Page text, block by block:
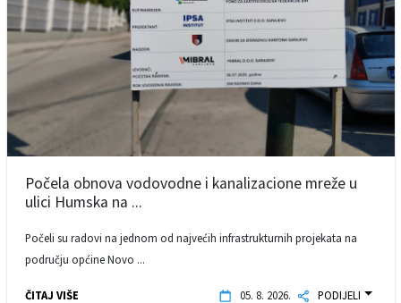
Počela obnova vodovodne i kanalizacione mreže u
ulici Humska na ...
Počeli su radovi na jednom od najvećih infrastrukturnih projekata na
području općine Novo ...
ČITAJ VIŠE 05. 8. 2026. PODIJELI